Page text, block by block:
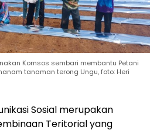
Komsos sembari membantu Petani
tanaman terong Ungu, foto: Heri
Sosial merupakan
Teritorial yang